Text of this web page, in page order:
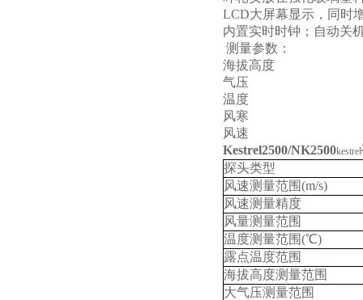
LCD大屏幕显示，同时
内置实时时钟；自动关
测量参数：
海拔高度
气压
温度
风寒
风速
Kestrel2500/NK2500kestrel
探头类型
风速测量范围(m/s)
风速测量精度
风量测量范围
温度测量范围(℃)
露点温度范围
海拔高度测量范围
大气压测量范围